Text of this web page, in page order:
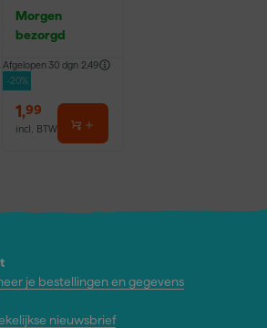
Morgen
bezorgd
Afgelopen 30 dgn 2,49
-20%
1,99
incl. BTW
je bestellingen en gegevens
nieuwsbrief